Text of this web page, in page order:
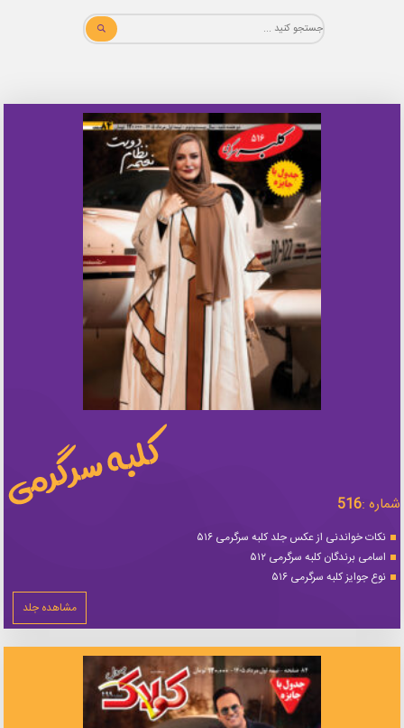
شماره :516
نکات خواندنی از عکس جلد کلبه سرگرمی ۵۱۶
اسامی برندگان کلبه سرگرمی ۵۱۲
نوع جوایز کلبه سرگرمی ۵۱۶
مشاهده جلد